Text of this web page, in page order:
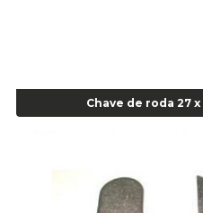
Alicate para trava de cambio 398
Anel Centralizador Fiat 4 pçs -
Anel Centralizador Honda 4 pçs -
Anel Centralizador Peugeot 4pçs
Chave de roda 27